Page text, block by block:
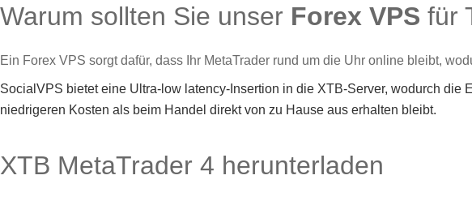
Warum sollten Sie unser Forex VPS für
Ein Forex VPS sorgt dafür, dass Ihr MetaTrader rund um die Uhr online bleibt,
SocialVPS bietet eine Ultra-low latency-Insertion in die XTB-Server, wodurch
niedrigeren Kosten als beim Handel direkt von zu Hause aus erhalten bleibt.
XTB MetaTrader 4 herunterladen